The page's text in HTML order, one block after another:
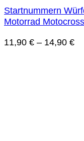
Startnummern
Motorrad
11,90 € – 14,90 €